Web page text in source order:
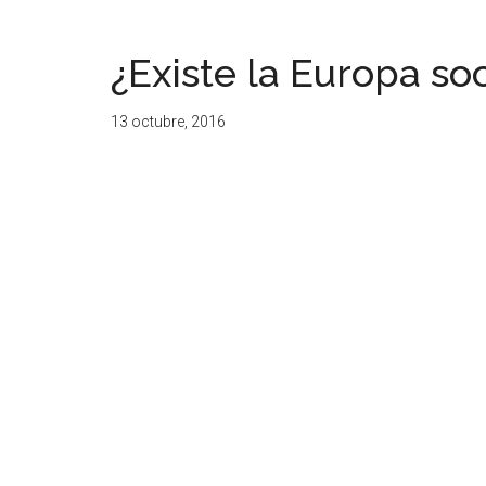
¿Existe la Europa
13 octubre, 2016